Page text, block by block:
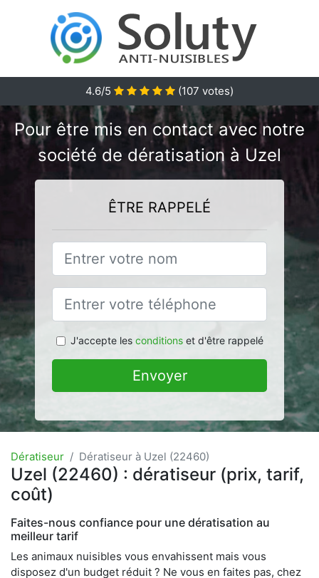
4.6/5 (107 votes)
Pour être mis en contact avec notre
société de dératisation à Uzel
ÊTRE RAPPELÉ
J'accepte les conditionset d'être rappelé
Envoyer
Dératiseur Dératiseur à Uzel (22460)
Uzel (22460) : dératiseur (prix, tarif,
coût)
Faites-nous confiance pour une dératisation au
meilleur tarif
Les animaux nuisibles vous envahissent mais vous
disposez d'un budget réduit ? Ne vous en faites pas, chez